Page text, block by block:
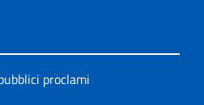
proclami